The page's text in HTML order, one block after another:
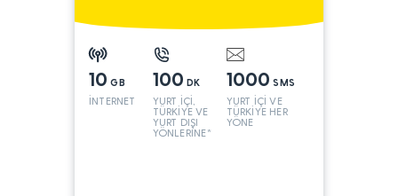
10 GB
İNTERNET
100 DK
YURT İÇİ,
TÜRKİYE VE
YURT DIŞI
YÖNLERİNE*
1000 SMS
YURT İÇİ VE
TÜRKİYE HER
YÖNE